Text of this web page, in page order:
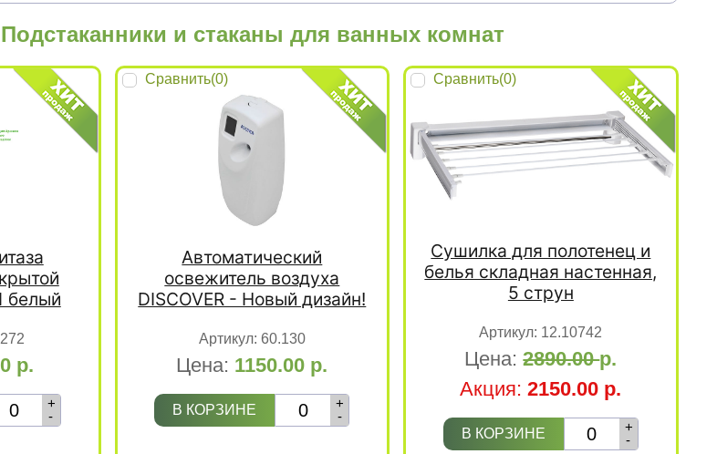
Подстаканники и стаканы для ванных комнат
белый
р.
-
+
Сравнить(0)
Автоматический
освежитель воздуха
DISCOVER - Новый дизайн!
Артикул: 60.130
Цена: 1150.00 р.
В КОРЗИНЕ -
+
Сравнить(0)
Сушилка для полотенец и
белья складная настенная,
5 струн
Артикул: 12.10742
Цена:2890.00р.
Акция:2150.00 р.
В КОРЗИНЕ -
+